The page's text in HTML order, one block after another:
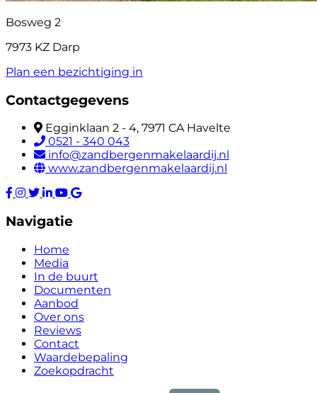
Bosweg 2
7973 KZ Darp
Plan een bezichtiging in
Contactgegevens
Egginklaan 2 - 4, 7971 CA Havelte
0521 - 340 043
info@zandbergenmakelaardij.nl
www.zandbergenmakelaardij.nl
Navigatie
Home
Media
In de buurt
Documenten
Aanbod
Over ons
Reviews
Contact
Waardebepaling
Zoekopdracht